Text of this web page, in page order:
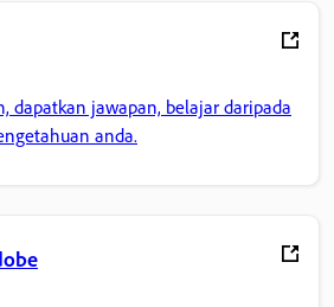
dapatkan jawapan, belajar daripada
anda.